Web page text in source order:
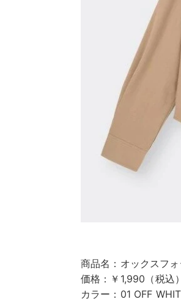
商品名：オックスフ
価格：￥1,990（税込）
カラー：01 OFF